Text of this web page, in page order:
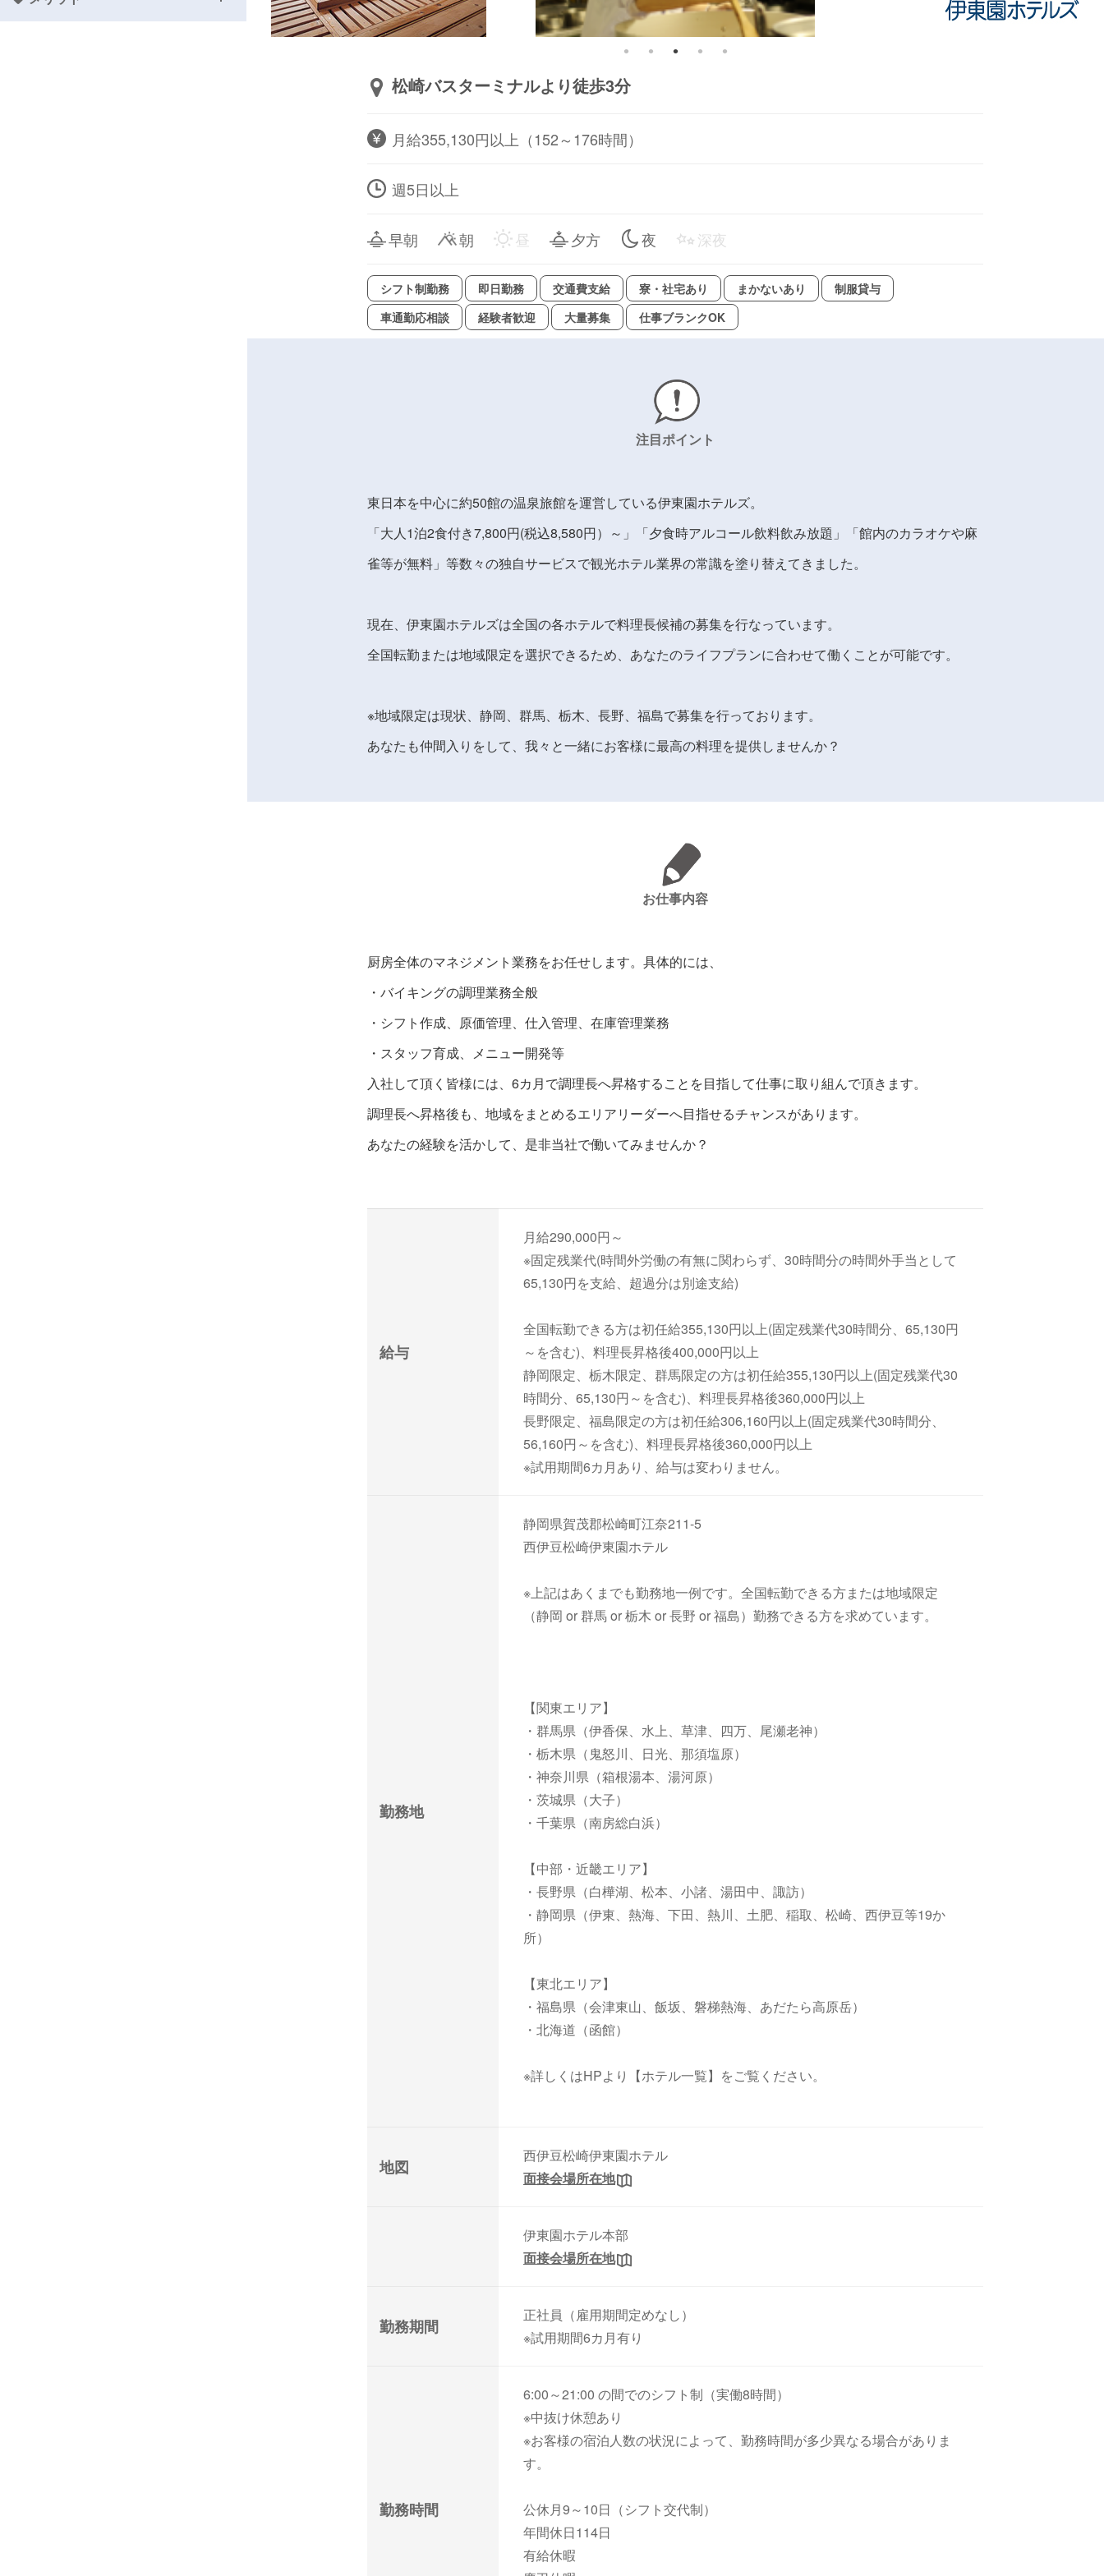
松崎バスターミナルより徒歩3分
月給355,130円以上（152～176時間）
週5日以上
早朝 朝 昼 夕方 夜 深夜
シフト制勤務 即日勤務 交通費支給 寮・社宅あり まかないあり
制服貸与
車通勤応相談
経験者歓迎 大量募集 仕事ブランクOK
注目ポイント
東日本を中心に約50館の温泉旅館を運営している伊東園ホテルズ。
「大人1泊2食付き7,800円(税込8,580円）～」「夕食時アルコール飲料飲み放題」「館内のカラオケや麻
雀等が無料」等数々の独自サービスで観光ホテル業界の常識を塗り替えてきました。
現在、伊東園ホテルズは全国の各ホテルで料理長候補の募集を行なっています。
全国転勤または地域限定を選択できるため、あなたのライフプランに合わせて働くことが可能です。
※地域限定は現状、静岡、群馬、栃木、長野、福島で募集を行っております。
あなたも仲間入りをして、我々と一緒にお客様に最高の料理を提供しませんか？
お仕事内容
厨房全体のマネジメント業務をお任せします。具体的には、
・バイキングの調理業務全般
・シフト作成、原価管理、仕入管理、在庫管理業務
・スタッフ育成、メニュー開発等
入社して頂く皆様には、6カ月で調理長へ昇格することを目指して仕事に取り組んで頂きます。
調理長へ昇格後も、地域をまとめるエリアリーダーへ目指せるチャンスがあります。
あなたの経験を活かして、是非当社で働いてみませんか？
給与
月給290,000円～
※固定残業代(時間外労働の有無に関わらず、30時間分の時間外手当として
65,130円を支給、超過分は別途支給)
全国転勤できる方は初任給355,130円以上(固定残業代30時間分、65,130円
～を含む)、料理長昇格後400,000円以上
静岡限定、栃木限定、群馬限定の方は初任給355,130円以上(固定残業代30
時間分、65,130円～を含む)、料理長昇格後360,000円以上
長野限定、福島限定の方は初任給306,160円以上(固定残業代30時間分、
56,160円～を含む)、料理長昇格後360,000円以上
※試用期間6カ月あり、給与は変わりません。
勤務地
静岡県賀茂郡松崎町江奈211-5
西伊豆松崎伊東園ホテル
※上記はあくまでも勤務地一例です。全国転勤できる方または地域限定
（静岡 or 群馬 or 栃木 or 長野 or 福島）勤務できる方を求めています。
【関東エリア】
・群馬県（伊香保、水上、草津、四万、尾瀬老神）
・栃木県（鬼怒川、日光、那須塩原）
・神奈川県（箱根湯本、湯河原）
・茨城県（大子）
・千葉県（南房総白浜）
【中部・近畿エリア】
・長野県（白樺湖、松本、小諸、湯田中、諏訪）
・静岡県（伊東、熱海、下田、熱川、土肥、稲取、松崎、西伊豆等19か
所）
【東北エリア】
・福島県（会津東山、飯坂、磐梯熱海、あだたら高原岳）
・北海道（函館）
※詳しくはHPより【ホテル一覧】をご覧ください。
地図
西伊豆松崎伊東園ホテル
面接会場所在地
伊東園ホテル本部
面接会場所在地
勤務期間
正社員（雇用期間定めなし）
※試用期間6カ月有り
勤務時間
6:00～21:00 の間でのシフト制（実働8時間）
※中抜け休憩あり
※お客様の宿泊人数の状況によって、勤務時間が多少異なる場合がありま
す。
公休月9～10日（シフト交代制）
年間休日114日
有給休暇